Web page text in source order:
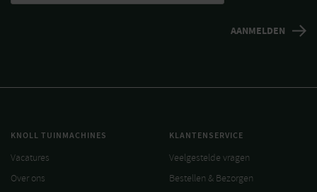
KNOLL TUINMACHINES
Vacatures
Over ons
KLANTENSERVICE
Veelgestelde vragen
Bestellen & Bezorgen